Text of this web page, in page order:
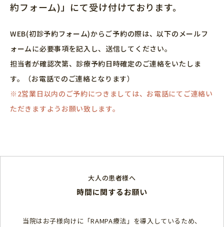
約フォーム)」にて受け付けております。
WEB(初診予約フォーム)からご予約の際は、以下のメールフ
ォームに必要事項を記入し、送信してください。
担当者が確認次第、診療予約日時確定のご連絡をいたしま
す。（お電話でのご連絡となります）
※2営業日以内のご予約につきましては、お電話にてご連絡い
ただきますようお願い致します。
大人の患者様へ
時間に関するお願い
当院はお子様向けに「RAMPA療法」を導入しているため、